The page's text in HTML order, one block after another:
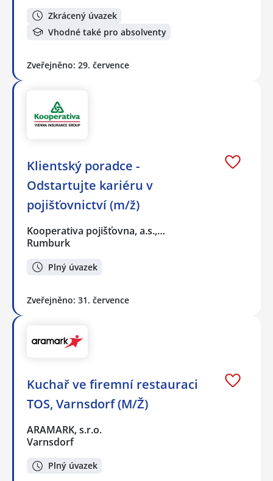
Zkrácený úvazek
Vhodné také pro absolventy
Zveřejněno: 29. července
Klientský poradce -
Odstartujte kariéru v
pojišťovnictví (m/ž)
Kooperativa pojišťovna, a.s.,…
Rumburk
Plný úvazek
Zveřejněno: 31. července
Kuchař ve firemní restauraci
TOS, Varnsdorf (M/Ž)
ARAMARK, s.r.o.
Varnsdorf
Plný úvazek